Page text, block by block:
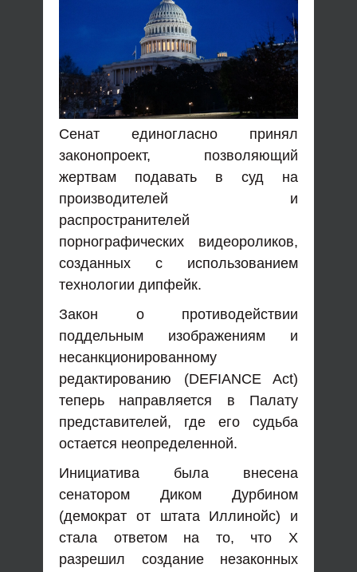
Сенат единогласно принял
законопроект, позволяющий
жертвам подавать в суд на
производителей и
распространителей
порнографических видеороликов,
созданных с использованием
технологии дипфейк.
Закон о противодействии
поддельным изображениям и
несанкционированному
редактированию (DEFIANCE Act)
теперь направляется в Палату
представителей, где его судьба
остается неопределенной.
Инициатива была внесена
сенатором Диком Дурбином
(демократ от штата Иллинойс) и
стала ответом на то, что X
разрешил создание незаконных